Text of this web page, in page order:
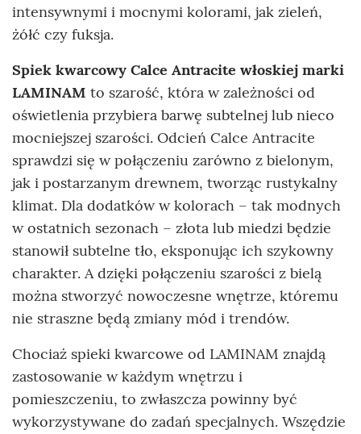
intensywnymi i mocnymi kolorami, jak zieleń,
żółć czy fuksja.
Spiek kwarcowy Calce Antracite włoskiej marki
LAMINAM to szarość, która w zależności od
oświetlenia przybiera barwę subtelnej lub nieco
mocniejszej szarości. Odcień Calce Antracite
sprawdzi się w połączeniu zarówno z bielonym,
jak i postarzanym drewnem, tworząc rustykalny
klimat. Dla dodatków w kolorach – tak modnych
w ostatnich sezonach – złota lub miedzi będzie
stanowił subtelne tło, eksponując ich szykowny
charakter. A dzięki połączeniu szarości z bielą
można stworzyć nowoczesne wnętrze, któremu
nie straszne będą zmiany mód i trendów.
Chociaż spieki kwarcowe od LAMINAM znajdą
zastosowanie w każdym wnętrzu i
pomieszczeniu, to zwłaszcza powinny być
wykorzystywane do zadań specjalnych. Wszędzie